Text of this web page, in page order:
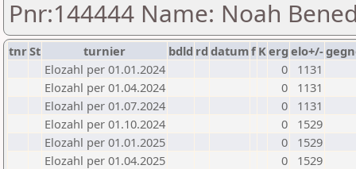
Pnr:144444 Name: Noah
tnrSt turnier bdld rd datumf Kerg elo+/-
Elozahl per 01.01.2024
0
1131
Elozahl per 01.04.2024
0
1131
Elozahl per 01.07.2024
0
1131
Elozahl per 01.10.2024
0
1529
Elozahl per 01.01.2025
0
1529
Elozahl per 01.04.2025
0
1529